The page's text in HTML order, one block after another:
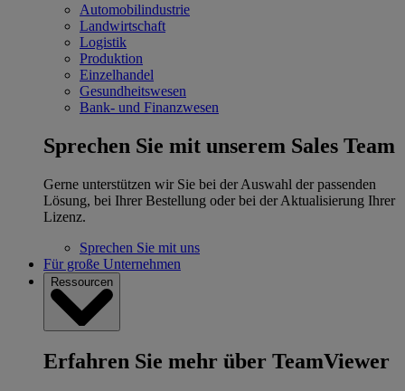
Automobilindustrie
Landwirtschaft
Logistik
Produktion
Einzelhandel
Gesundheitswesen
Bank- und Finanzwesen
Sprechen Sie mit unserem Sales Team
Gerne unterstützen wir Sie bei der Auswahl der passenden
Lösung, bei Ihrer Bestellung oder bei der Aktualisierung Ihrer
Lizenz.
Sprechen Sie mit uns
Für große Unternehmen
Ressourcen
Erfahren Sie mehr über TeamViewer